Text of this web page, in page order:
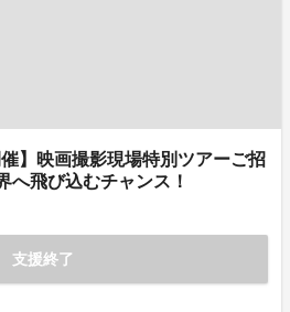
】映画撮影現場特別ツアーご招
へ飛び込むチャンス！
支援終了